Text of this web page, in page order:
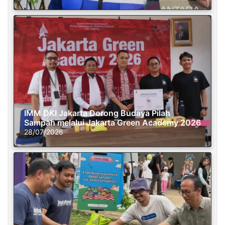
IMM DKI Jakarta Dorong Budaya Pilah
Sampah melalui Jakarta Green Academy 2026
28/07/2026